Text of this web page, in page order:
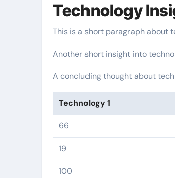
Technology
This is a short paragraph about
Another short insight into
A concluding thought about
Technology 1
66
19
100